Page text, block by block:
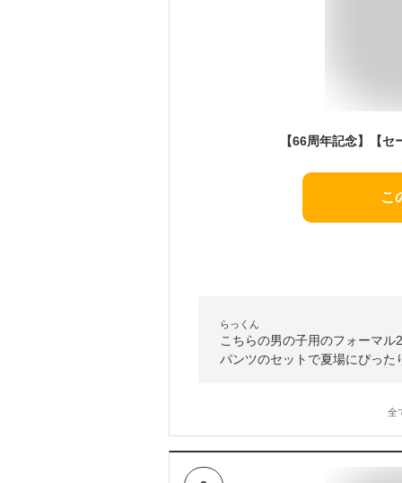
こ
らっくん
こちらの男の子用のフォーマ
パンツのセットで夏場にぴった
全